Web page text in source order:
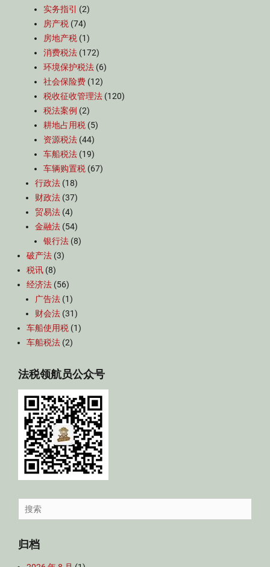
实务指引
(2)
房产税 (74)
房地产税 (1)
消费税法 (172)
环境保护税法 (6)
社会保险费 (12)
税收征收管理法 (120)
税法案例 (2)
耕地占用税 (5)
资源税法 (44)
车船税法 (19)
车辆购置税 (67)
行政法 (18)
财政法 (37)
贸易法 (4)
金融法 (54)
银行法 (8)
破产法 (3)
税讯 (8)
经济法 (56)
广告法 (1)
财会法 (31)
车船使用税 (1)
车船税法 (2)
法税领航员公众号
Search
for:
归档